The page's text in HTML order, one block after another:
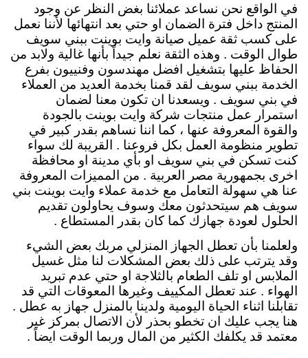
في الواقع نحن نساعد عملائنا بغض النظر عن وجود
المنتج داخل فترة الضمان او حتي بعد انتهائها لأننا نعمل
على كسب ثقة عميل صيانة وايت بوينت ببني سويف
طوال الوقت . وهذه الثقة نعلم جيداً بأنها غالية ولابد من
الحفاظ عليها بتشغيل افضل مهندسون وفنييون بفرع
الخدمة ببني سويف لقد قمنا بخدمة العديد من العملاء
في بني سويف . ويسعدنا ان تكون معنا لضمان
استمرار عمل منتجات شركة وايت بوينت بالجودة
والقوة المعروفة عنها ، كما اننا نساهم بقدر كبير في
تطوير منظومة العمل بكل فروعنا . القريبة لك سواء
كنت تسكن في بني سويف او بأي مدينة او محافظة
اخرى بجمهورية مصر العربية . من المميزات المعروفة
عنا هي سهولة التعامل مع خدمة عملاء وايت بوينت بني
سويف هم سيتحدثون معك وسوف يحاولون تقديم
الحلول لعودة جهازك كما كان بقدر المستطاع .
ولعلمنا بأن تعطل الجهاز المنزلي مربك بعض الشيء
وقد يترتب على ذلك بعض المشكلات لنا مثل غسيل
الملابس او تلف الطعام بالثلاجة او حتي عدم تبريد
الهواء . عند تعطل المكييف وغيرها المعوقات التي قد
تقابلنا اثناء الحياة اليومية ولدينا بالمنزل جهاز به عطل .
هنا يجب عليك ان تخطو بحذر لأن الاتصال بمركز غير
معتمد قد يكلفك الكثير من المال وربما الوقت ايضاً .